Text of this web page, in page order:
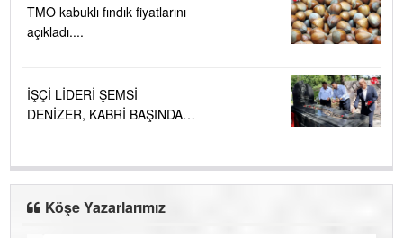
TMO kabuklı fındık fiyatlarını
açıkladı....
İŞÇİ LİDERİ ŞEMSİ
DENİZER, KABRİ BAŞINDA
Köşe Yazarlarımız